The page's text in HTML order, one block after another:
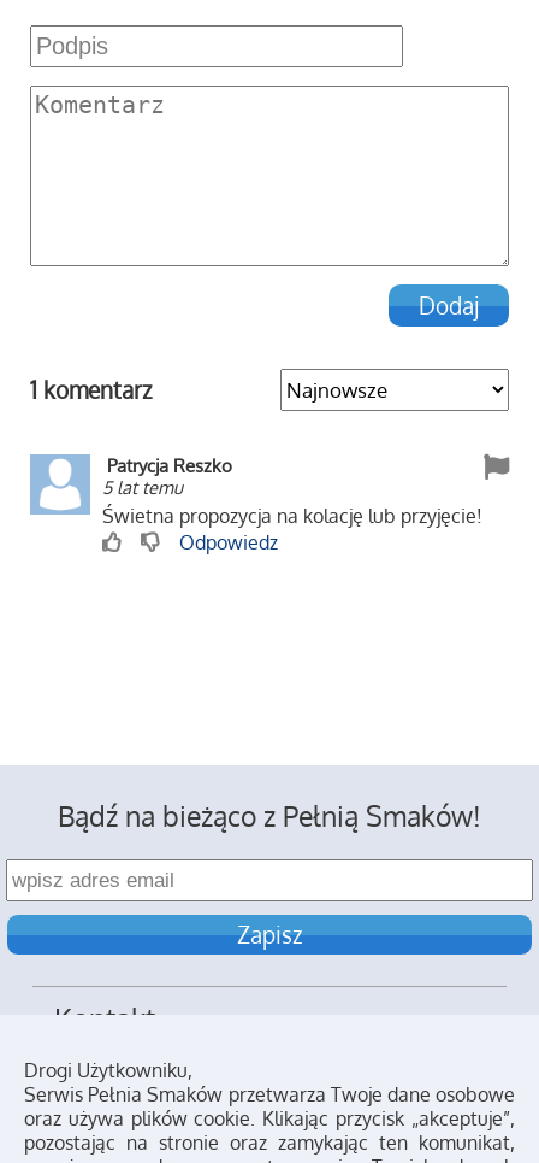
1 komentarz
Patrycja Reszko
5 lat temu
Świetna propozycja na kolację lub przyjęcie!
Odpowiedz
Bądź na bieżąco z Pełnią Smaków!
Kontakt
Reklama
Polityka prywatności
Drogi Użytkowniku,
Serwis Pełnia Smaków przetwarza Twoje dane osobowe
oraz używa plików cookie. Klikając przycisk „akceptuje”,
pozostając na stronie oraz zamykając ten komunikat,